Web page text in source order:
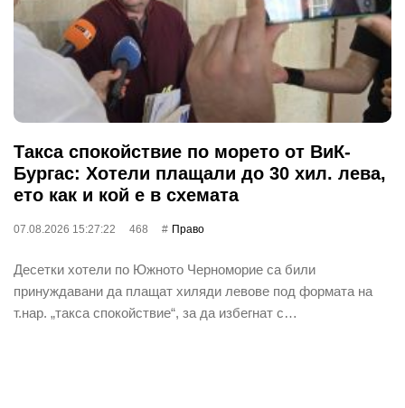
Такса спокойствие по морето от ВиК-
Бургас: Хотели плащали до 30 хил. лева,
ето как и кой е в схемата
07.08.2026 15:27:22 468 Право
Десетки хотели по Южното Черноморие са били
принуждавани да плащат хиляди левове под формата на
т.нар. „такса спокойствие“, за да избегнат с…